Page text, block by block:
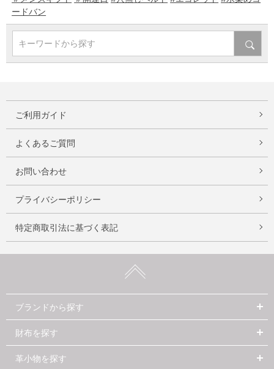
ードバン
キーワードから探す
ご利用ガイド
よくあるご質問
お問い合わせ
プライバシーポリシー
特定商取引法に基づく表記
ブランドから探す
財布を探す
革小物を探す